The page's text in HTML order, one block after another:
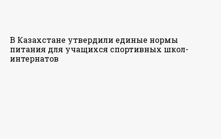
В Казахстане утвердили единые нормы
питания для учащихся спортивных школ-
интернатов